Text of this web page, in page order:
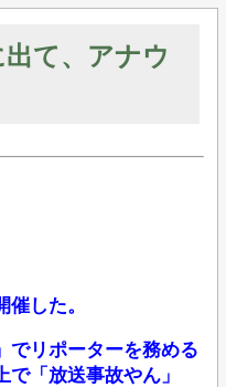
て、アナウ
した。
でリポーターを務める
「放送事故やん」